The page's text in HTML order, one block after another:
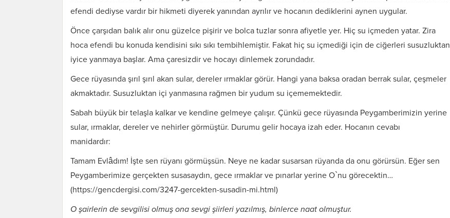
efendi dediyse vardır bir hikmeti diyerek yanından ayrılır ve hocanın dediklerini aynen uygular.
Önce çarşıdan balık alır onu güzelce pişirir ve bolca tuzlar sonra afiyetle yer. Hiç su içmeden yatar. Zira
hoca efendi bu konuda kendisini sıkı sıkı tembihlemiştir. Fakat hiç su içmediği için de ciğerleri susuzluktan
iyice yanmaya başlar. Ama çaresizdir ve hocayı dinlemek zorundadır.
Gece rüyasında şırıl şırıl akan sular, dereler ırmaklar görür. Hangi yana baksa oradan berrak sular, çeşmeler
akmaktadır. Susuzluktan içi yanmasına rağmen bir yudum su içememektedir.
Sabah büyük bir telaşla kalkar ve kendine gelmeye çalışır. Çünkü gece rüyasında Peygamberimizin yerine
sular, ırmaklar, dereler ve nehirler görmüştür. Durumu gelir hocaya izah eder. Hocanın cevabı
manidardır:
Tamam Evlâdım! İşte sen rüyanı görmüşsün. Neye ne kadar susarsan rüyanda da onu görürsün. Eğer sen
Peygamberimize gerçekten susasaydın, gece ırmaklar ve pınarlar yerine O`nu görecektin…
(https://gencdergisi.com/3247-gercekten-susadin-mi.html)
O şairlerin de sevgilisi olmuş ona sevgi şiirleri yazılmış, binlerce naat olmuştur.